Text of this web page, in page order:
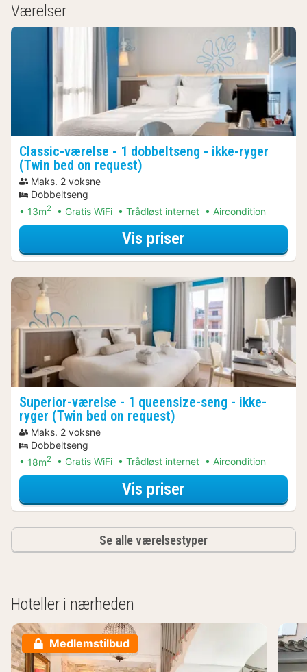
Værelser
Classic-værelse - 1 dobbeltseng - ikke-ryger
(Twin bed on request)
Maks. 2 voksne
Dobbeltseng
13m2 Gratis WiFi Trådløst internet Aircondition
Vis priser
Superior-værelse - 1 queensize-seng - ikke-
ryger (Twin bed on request)
Maks. 2 voksne
Dobbeltseng
18m2 Gratis WiFi Trådløst internet Aircondition
Vis priser
Se alle værelsestyper
Hoteller i nærheden
Medlemstilbud